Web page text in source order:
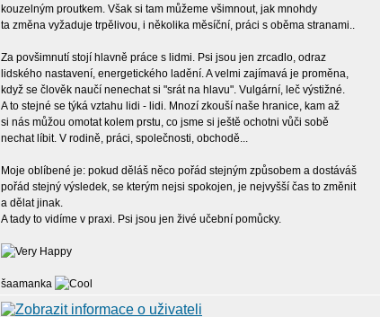
kouzelným proutkem. Však si tam můžeme všimnout, jak mnohdy
ta změna vyžaduje trpělivou, i několika měsíční, práci s oběma stranami..
Za povšimnutí stojí hlavně práce s lidmi. Psi jsou jen zrcadlo, odraz
lidského nastavení, energetického ladění. A velmi zajímavá je proměna,
když se člověk naučí nenechat si "srát na hlavu". Vulgární, leč výstižné.
A to stejné se týká vztahu lidi - lidi. Mnozí zkouší naše hranice, kam až
si nás můžou omotat kolem prstu, co jsme si ještě ochotni vůči sobě
nechat líbit. V rodině, práci, společnosti, obchodě...
Moje oblíbené je: pokud děláš něco pořád stejným způsobem a dostáváš
pořád stejný výsledek, se kterým nejsi spokojen, je nejvyšší čas to změnit
a dělat jinak.
A tady to vidíme v praxi. Psi jsou jen živé učební pomůcky.
šaamanka